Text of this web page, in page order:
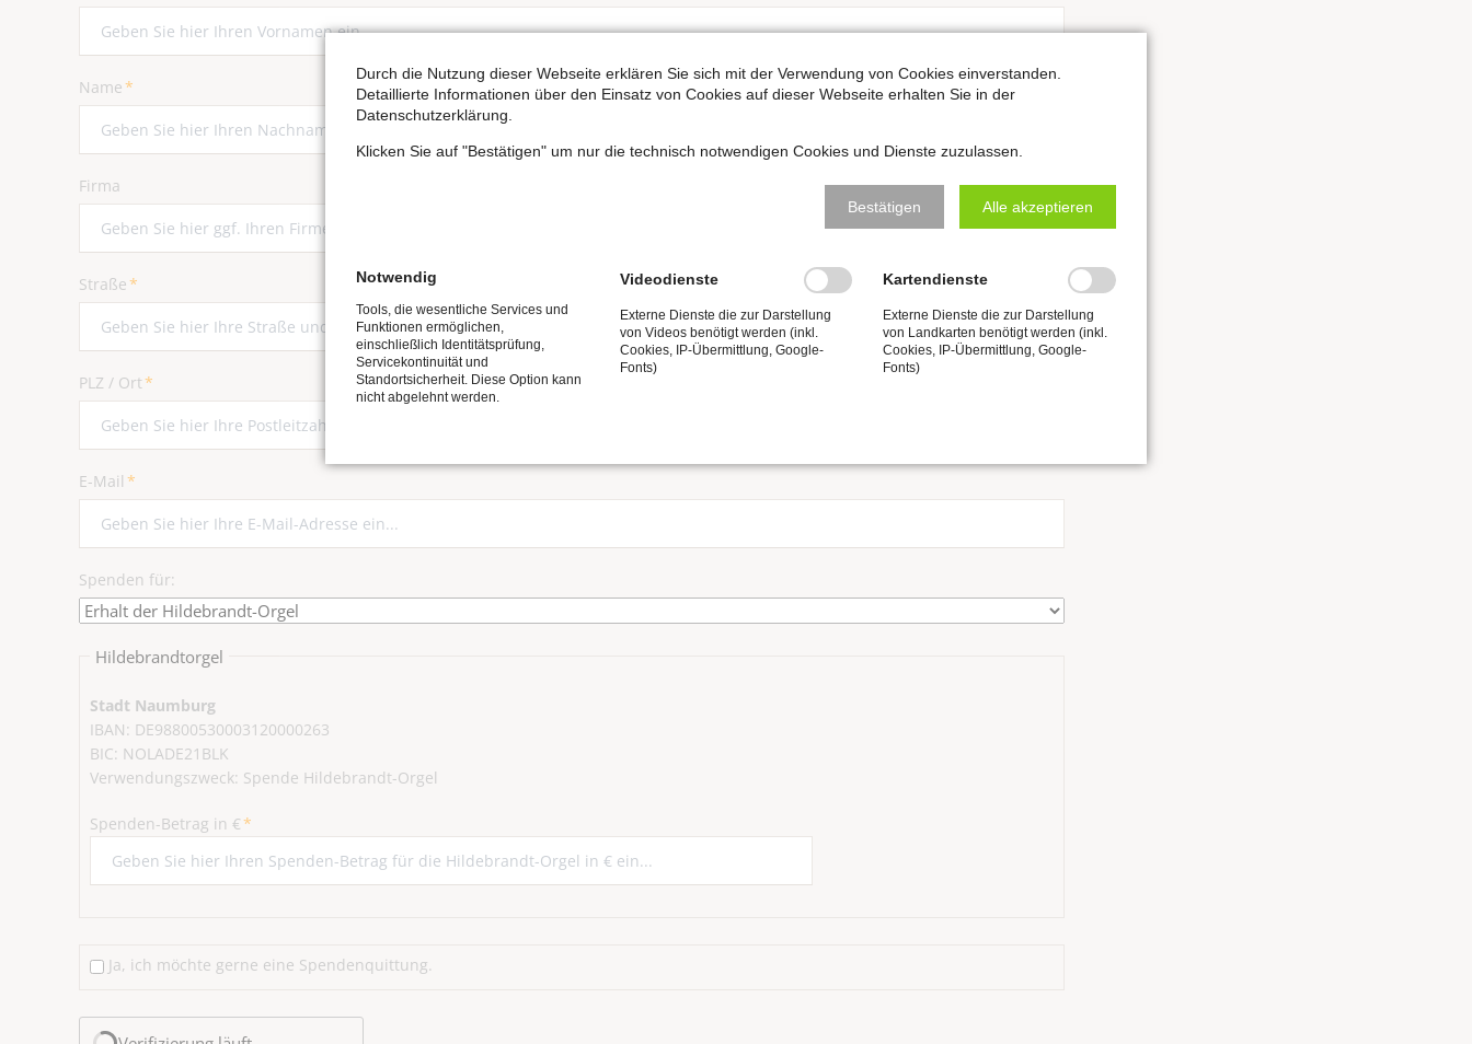
Pflichtfeld
Name*
Firma
Pflichtfeld
Straße*
Pflichtfeld
PLZ / Ort*
Pflichtfeld
E-Mail *
Spenden für:
Hildebrandtorgel
Stadt Naumburg
IBAN: DE98800530003120000263
BIC: NOLADE21BLK
Verwendungszweck: Spende Hildebrandt-Orgel
Pflichtfeld
Spenden-Betrag in €*
Ja, ich möchte gerne eine Spendenquittung.
Durch die Nutzung dieser Webseite erklären Sie sich mit der Verwendung von Cookies einverstanden.
Detaillierte Informationen über den Einsatz von Cookies auf dieser Webseite erhalten Sie in der
Datenschutzerklärung.
Klicken Sie auf "Bestätigen" um nur die technisch notwendigen Cookies und Dienste zuzulassen.
Bestätigen Alle akzeptieren
Notwendig
Tools, die wesentliche Services und
Funktionen ermöglichen,
einschließlich Identitätsprüfung,
Servicekontinuität und
Standortsicherheit. Diese Option kann
nicht abgelehnt werden.
Videodienste
Externe Dienste die zur Darstellung
von Videos benötigt werden (inkl.
Cookies, IP-Übermittlung, Google-
Fonts)
Kartendienste
Externe Dienste die zur Darstellung
von Landkarten benötigt werden (inkl.
Cookies, IP-Übermittlung, Google-
Fonts)